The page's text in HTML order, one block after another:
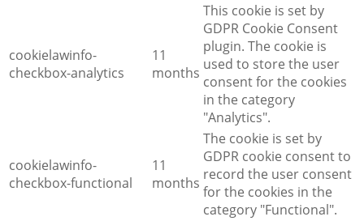
cookielawinfo-
checkbox-analytics
11
months
This cookie is set by
GDPR Cookie Consent
plugin. The cookie is
used to store the user
consent for the cookies
in the category
"Analytics".
cookielawinfo-
checkbox-functional
11
months
The cookie is set by
GDPR cookie consent to
record the user consent
for the cookies in the
category "Functional".